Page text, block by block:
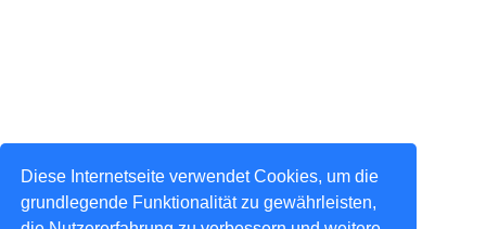
Diese Internetseite verwendet Cookies, um die
grundlegende Funktionalität zu gewährleisten,